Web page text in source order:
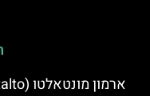
ארמון מונטאלטו (Palazzo Montalto) בסירקוזה